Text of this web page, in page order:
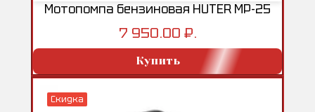
Мотопомпа бензиновая HUTER MP-25
7 950.00 ₽.
Купить
Скидка